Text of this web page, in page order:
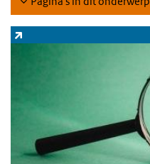
Zoeksysteem stoffen
(externe link)